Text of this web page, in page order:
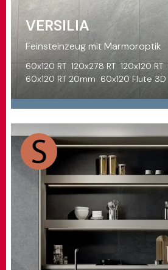
VERSILIA
Feinsteinzeug mit Marmoroptik
60x120 RT 120x278 RT 120x120 RT
60x120 RT 20mm 60x120 Flute 3D